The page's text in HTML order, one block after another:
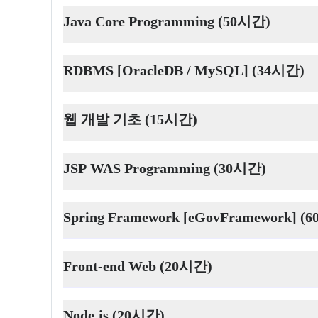
Java Core Programming (50시간)
RDBMS [OracleDB / MySQL] (34시간)
웹 개발 기초 (15시간)
JSP WAS Programming (30시간)
Spring Framework [eGovFramework]
Front-end Web (20시간)